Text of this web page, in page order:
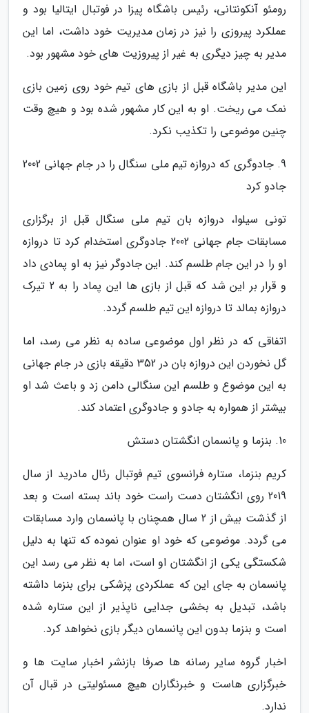
رومئو آنکونتانی، رئیس باشگاه پیزا در فوتبال ایتالیا بود و
عملکرد پیروزی را نیز در زمان مدیریت خود داشت، اما این
مدیر به چیز دیگری به غیر از پیروزیت های خود مشهور بود.
این مدیر باشگاه قبل از بازی های تیم خود روی زمین بازی
نمک می ریخت. او به این کار مشهور شده بود و هیچ وقت
چنین موضوعی را تکذیب نکرد.
9. جادوگری که دروازه تیم ملی سنگال را در جام جهانی 2002
جادو کرد
تونی سیلوا، دروازه بان تیم ملی سنگال قبل از برگزاری
مسابقات جام جهانی 2002 جادوگری استخدام کرد تا دروازه
او را در این جام طلسم کند. این جادوگر نیز به او پمادی داد
و قرار بر این شد که قبل از بازی ها این پماد را به 2 تیرک
دروازه بمالد تا دروازه این تیم طلسم گردد.
اتفاقی که در نظر اول موضوعی ساده به نظر می رسد، اما
گل نخوردن این دروازه بان در 352 دقیقه بازی در جام جهانی
به این موضوع و طلسم این سنگالی دامن زد و باعث شد او
بیشتر از همواره به جادو و جادوگری اعتماد کند.
10. بنزما و پانسمان انگشتان دستش
کریم بنزما، ستاره فرانسوی تیم فوتبال رئال مادرید از سال
2019 روی انگشتان دست راست خود باند بسته است و بعد
از گذشت بیش از 2 سال همچنان با پانسمان وارد مسابقات
می گردد. موضوعی که خود او عنوان نموده که تنها به دلیل
شکستگی یکی از انگشتان او است، اما به نظر می رسد این
پانسمان به جای این که عملکردی پزشکی برای بنزما داشته
باشد، تبدیل به بخشی جدایی ناپذیر از این ستاره شده
است و بنزما بدون این پانسمان دیگر بازی نخواهد کرد.
اخبار گروه سایر رسانه ها صرفا بازنشر اخبار سایت ها و
خبرگزاری هاست و خبرنگاران هیچ مسئولیتی در قبال آن
ندارد.